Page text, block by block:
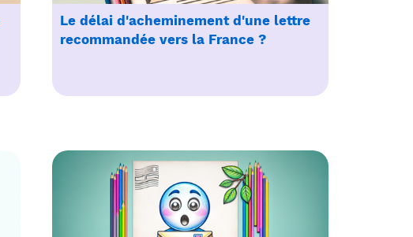
Le délai d'acheminement d'une lettre
recommandée vers la France ?